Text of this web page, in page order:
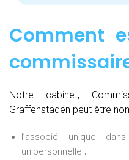
Comment
Notre cabinet,
Graffenstaden peut être
l’associé unique
unipersonnelle ;